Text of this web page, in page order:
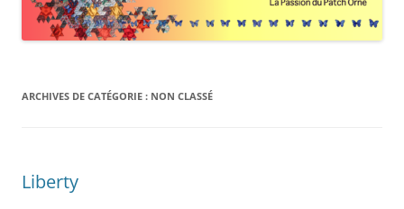
ARCHIVES DE CATÉGORIE : NON CLASSÉ
Liberty